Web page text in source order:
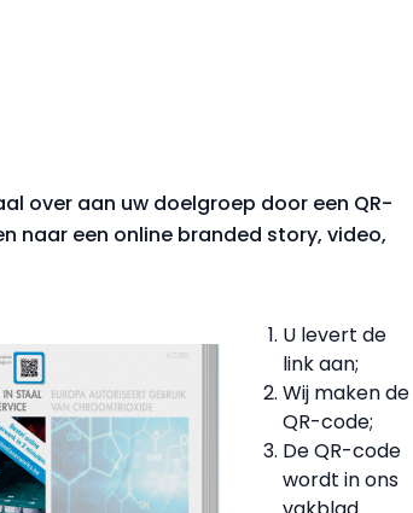
over aan uw doelgroep door een QR-
naar een online branded story, video,
U levert de
link aan;
Wij maken de
QR-code;
De QR-code
wordt in ons